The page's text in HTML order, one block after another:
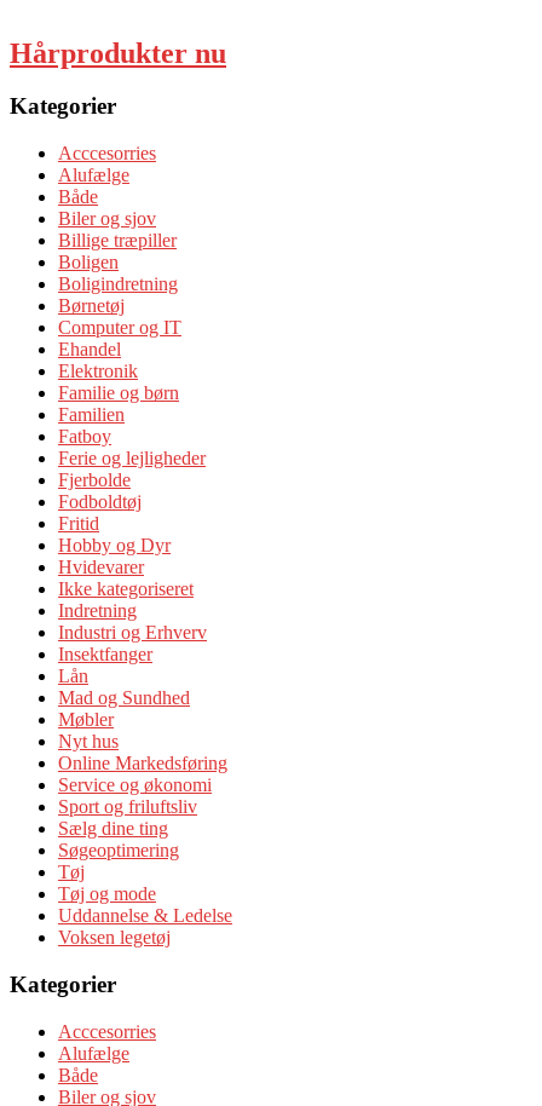
Hårprodukter nu
Kategorier
Acccesorries
Alufælge
Både
Biler og sjov
Billige træpiller
Boligen
Boligindretning
Børnetøj
Computer og IT
Ehandel
Elektronik
Familie og børn
Familien
Fatboy
Ferie og lejligheder
Fjerbolde
Fodboldtøj
Fritid
Hobby og Dyr
Hvidevarer
Ikke kategoriseret
Indretning
Industri og Erhverv
Insektfanger
Lån
Mad og Sundhed
Møbler
Nyt hus
Online Markedsføring
Service og økonomi
Sport og friluftsliv
Sælg dine ting
Søgeoptimering
Tøj
Tøj og mode
Uddannelse & Ledelse
Voksen legetøj
Kategorier
Acccesorries
Alufælge
Både
Biler og sjov